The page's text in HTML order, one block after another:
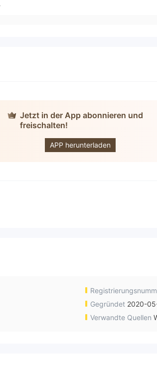
Jetzt in der App abonnieren und
freischalten!
APP herunterladen
Gegründet 2020-
Verwandte Quellen